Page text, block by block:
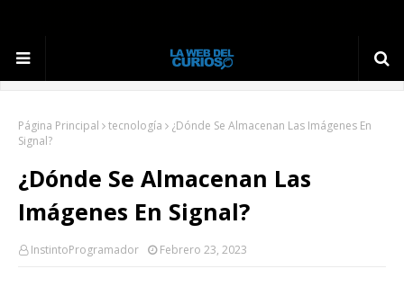
Página Principal tecnología
¿Dónde Se Almacenan Las Imágenes En
Signal?
¿Dónde Se Almacenan Las
Imágenes En Signal?
InstintoProgramador Febrero 23, 2023